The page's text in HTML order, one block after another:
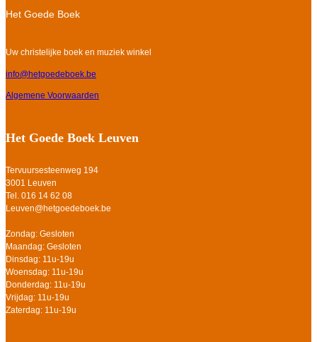
Het Goede Boek
Uw christelijke boek en muziek winkel
info@hetgoedeboek.be
Algemene Voorwaarden
Het Goede Boek Leuven
Tervuursesteenweg 194
3001 Leuven
Tel. 016 14 62 08
Leuven@hetgoedeboek.be
Zondag: Gesloten
Maandag: Gesloten
Dinsdag: 11u-19u
Woensdag: 11u-19u
Donderdag: 11u-19u
Vrijdag: 11u-19u
Zaterdag: 11u-19u